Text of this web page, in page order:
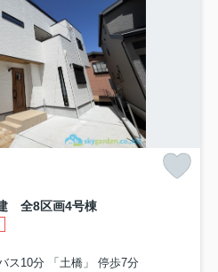
全8区画4号棟
ス10分 「土橋」 停歩7分